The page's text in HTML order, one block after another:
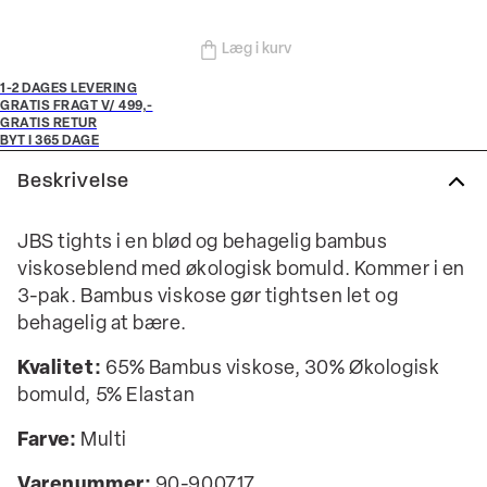
Læg i kurv
1-2 DAGES LEVERING
GRATIS FRAGT V/ 499,-
GRATIS RETUR
BYT I 365 DAGE
Beskrivelse
JBS tights i en blød og behagelig bambus
viskoseblend med økologisk bomuld. Kommer i en
3-pak. Bambus viskose gør tightsen let og
behagelig at bære.
Kvalitet: 65% Bambus viskose, 30% Økologisk
bomuld, 5% Elastan
Farve: Multi